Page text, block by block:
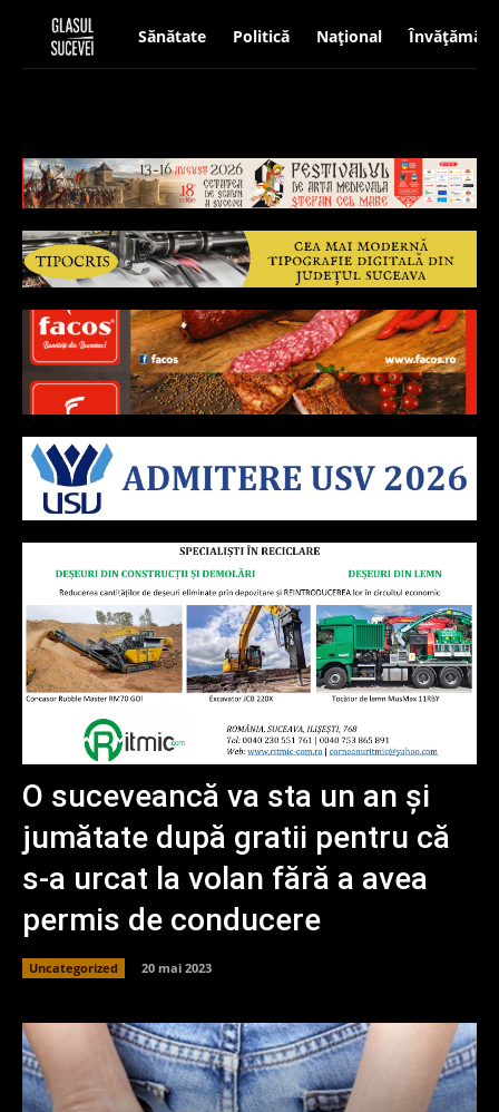
Sănătate Politică Național Învățământ
O suceveancă va sta un an și
jumătate după gratii pentru că
s-a urcat la volan fără a avea
permis de conducere
Uncategorized 20 mai 2023